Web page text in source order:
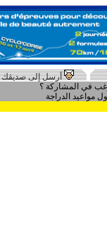
أرسل إلى صديقك